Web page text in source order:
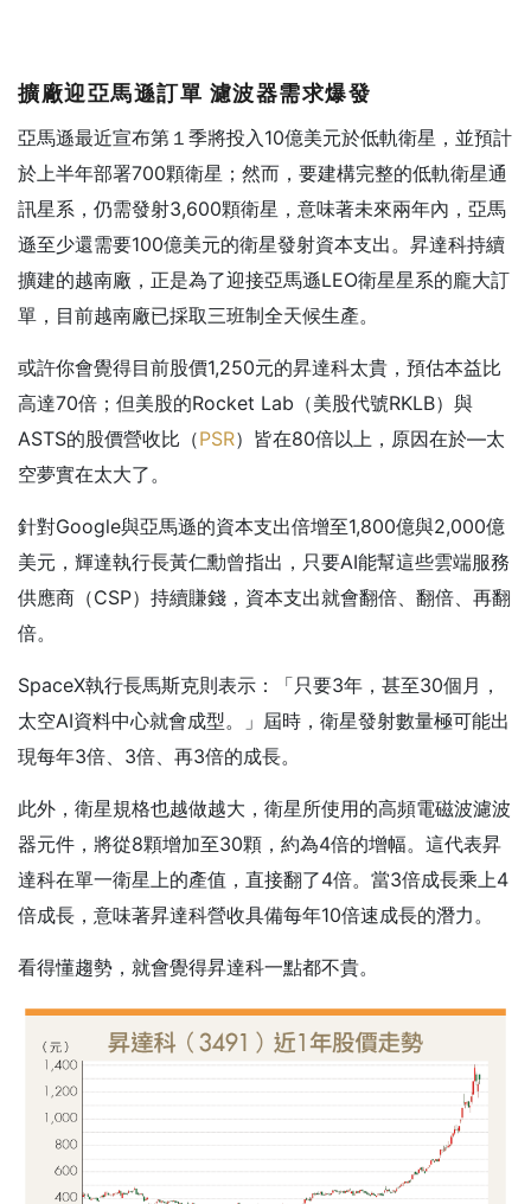
擴廠迎亞馬遜訂單 濾波器需求爆發
亞馬遜最近宣布第１季將投入10億美元於低軌衛星，並預計
於上半年部署700顆衛星；然而，要建構完整的低軌衛星通
訊星系，仍需發射3,600顆衛星，意味著未來兩年內，亞馬
遜至少還需要100億美元的衛星發射資本支出。昇達科持續
擴建的越南廠，正是為了迎接亞馬遜LEO衛星星系的龐大訂
單，目前越南廠已採取三班制全天候生產。
或許你會覺得目前股價1,250元的昇達科太貴，預估本益比
高達70倍；但美股的Rocket Lab（美股代號RKLB）與
ASTS的股價營收比（PSR）皆在80倍以上，原因在於—太
空夢實在太大了。
針對Google與亞馬遜的資本支出倍增至1,800億與2,000億
美元，輝達執行長黃仁勳曾指出，只要AI能幫這些雲端服務
供應商（CSP）持續賺錢，資本支出就會翻倍、翻倍、再翻
倍。
SpaceX執行長馬斯克則表示：「只要3年，甚至30個月，
太空AI資料中心就會成型。」屆時，衛星發射數量極可能出
現每年3倍、3倍、再3倍的成長。
此外，衛星規格也越做越大，衛星所使用的高頻電磁波濾波
器元件，將從8顆增加至30顆，約為4倍的增幅。這代表昇
達科在單一衛星上的產值，直接翻了4倍。當3倍成長乘上4
倍成長，意味著昇達科營收具備每年10倍速成長的潛力。
看得懂趨勢，就會覺得昇達科一點都不貴。